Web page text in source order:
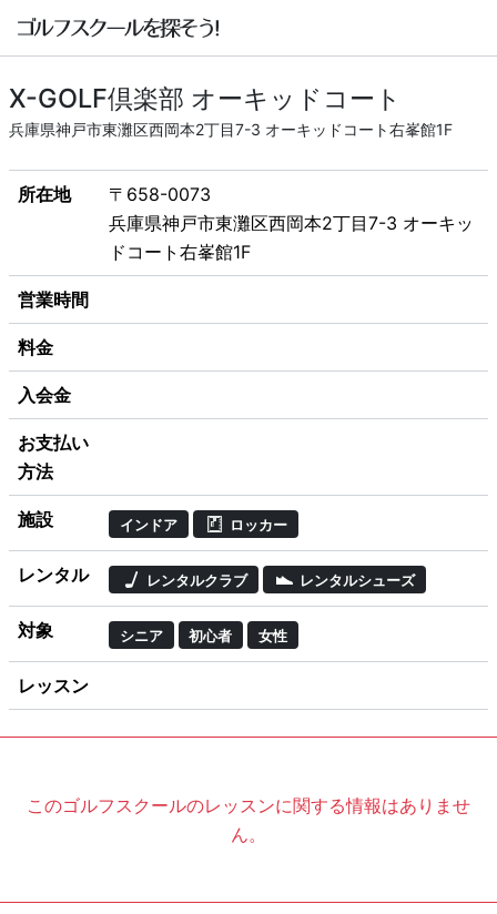
X-GOLF倶楽部 オーキッドコート
兵庫県神戸市東灘区西岡本2丁目7-3 オーキッドコート右峯館1F
所在地
〒658-0073
兵庫県神戸市東灘区西岡本2丁目7-3 オーキッ
ドコート右峯館1F
営業時間
料金
入会金
お支払い
方法
施設 インドア ロッカー
レンタル レンタルクラブ レンタルシューズ
対象 シニア 初心者 女性
レッスン
このゴルフスクールのレッスンに関する情報はありませ
ん。